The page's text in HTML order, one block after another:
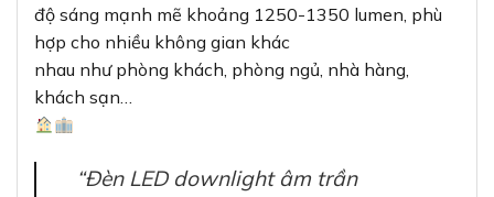
độ sáng mạnh mẽ khoảng 1250-1350 lumen, phù
hợp cho nhiều không gian khác
nhau như phòng khách, phòng ngủ, nhà hàng,
khách sạn…
“Đèn LED downlight âm trần